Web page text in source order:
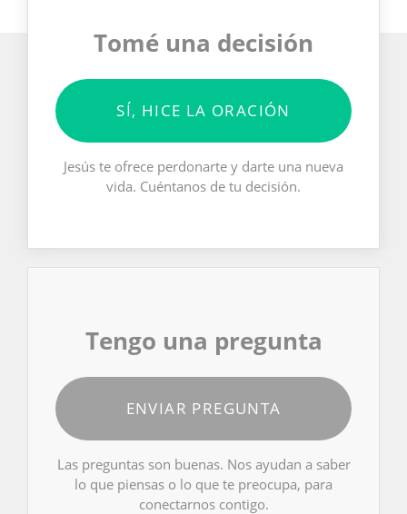
Tomé una decisión
SÍ, HICE LA ORACIÓN
Jesús te ofrece perdonarte y darte una nueva
vida. Cuéntanos de tu decisión.
Tengo una pregunta
ENVIAR PREGUNTA
Las preguntas son buenas. Nos ayudan a saber
lo que piensas o lo que te preocupa, para
conectarnos contigo.